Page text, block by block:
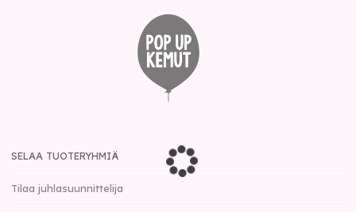
SELAA TUOTERYHMIÄ
Tilaa juhlasuunnittelija